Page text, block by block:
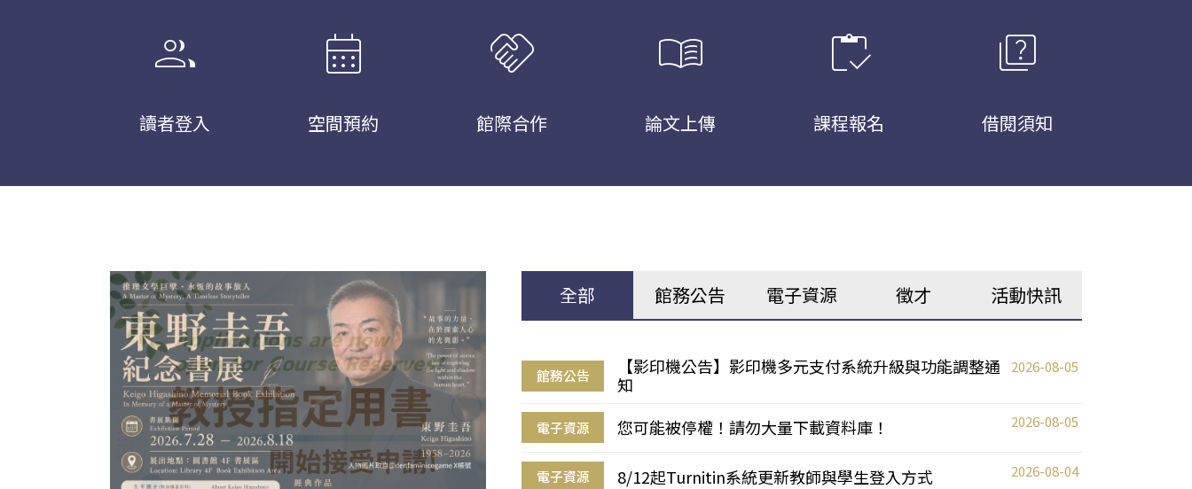
group
讀者登入
calendar_month
空間預約
handshake
館際合作
menu_book
論文上傳
inventory
課程報名
quiz
借閱須知
全部 館務公告 電子資源 徵才 活動快訊
館務公告
【影印機公告】影印機多元支付系統升級與功能調整通
知
2026-08-05
電子資源 您可能被停權！請勿大量下載資料庫！ 2026-08-05
電子資源 8/12起Turnitin系統更新教師與學生登入方式 2026-08-04